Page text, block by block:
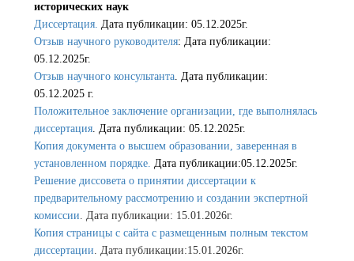
исторических наук
Диссертация. Дата публикации: 05.12.2025г.
Отзыв научного руководителя: Дата публикации:
05.12.2025г.
Отзыв научного консультанта. Дата публикации:
05.12.2025 г.
Положительное заключение организации, где выполнялась
диссертация. Дата публикации: 05.12.2025г.
Копия документа о высшем образовании, заверенная в
установленном порядке. Дата публикации:05.12.2025г.
Решение диссовета о принятии диссертации к
предварительному рассмотрению и создании экспертной
комиссии. Дата публикации: 15.01.2026г.
Копия страницы с сайта с размещенным полным текстом
диссертации. Дата публикации:15.01.2026г.